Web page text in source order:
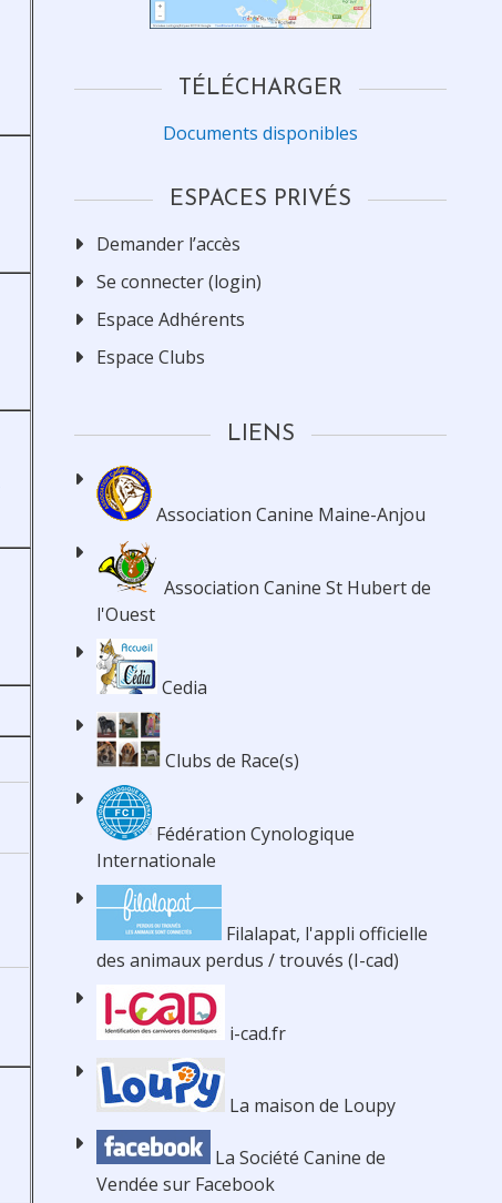
TÉLÉCHARGER
Documents disponibles
ESPACES PRIVÉS
Demander l’accès
Se connecter (login)
Espace Adhérents
Espace Clubs
LIENS
Association Canine Maine-Anjou
Association Canine St Hubert de
l'Ouest
Cedia
Clubs de Race(s)
Fédération Cynologique
Internationale
Filalapat, l'appli officielle
des animaux perdus / trouvés (I-cad)
i-cad.fr
La maison de Loupy
La Société Canine de
Vendée sur Facebook